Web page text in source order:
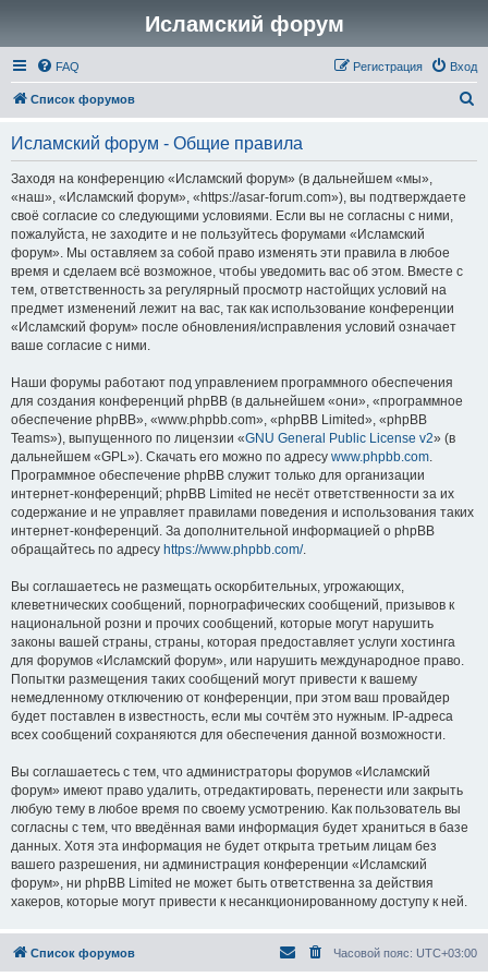
Исламский форум
FAQ Вход
Регистрация
Список форумов
Исламский форум - Общие правила
Заходя на конференцию «Исламский форум» (в дальнейшем «мы»,
«наш», «Исламский форум», «https://asar-forum.com»), вы подтверждаете
своё согласие со следующими условиями. Если вы не согласны с ними,
пожалуйста, не заходите и не пользуйтесь форумами «Исламский
форум». Мы оставляем за собой право изменять эти правила в любое
время и сделаем всё возможное, чтобы уведомить вас об этом. Вместе с
тем, ответственность за регулярный просмотр настойщих условий на
предмет изменений лежит на вас, так как использование конференции
«Исламский форум» после обновления/исправления условий означает
ваше согласие с ними.
Наши форумы работают под управлением программного обеспечения
для создания конференций phpBB (в дальнейшем «они», «программное
обеспечение phpBB», «www.phpbb.com», «phpBB Limited», «phpBB
Teams»), выпущенного по лицензии «GNU General Public License v2» (в
дальнейшем «GPL»). Скачать его можно по адресу www.phpbb.com.
Программное обеспечение phpBB служит только для организации
интернет-конференций; phpBB Limited не несёт ответственности за их
содержание и не управляет правилами поведения и использования таких
интернет-конференций. За дополнительной информацией о phpBB
обращайтесь по адресу https://www.phpbb.com/.
Вы соглашаетесь не размещать оскорбительных, угрожающих,
клеветнических сообщений, порнографических сообщений, призывов к
национальной розни и прочих сообщений, которые могут нарушить
законы вашей страны, страны, которая предоставляет услуги хостинга
для форумов «Исламский форум», или нарушить международное право.
Попытки размещения таких сообщений могут привести к вашему
немедленному отключению от конференции, при этом ваш провайдер
будет поставлен в известность, если мы сочтём это нужным. IP-адреса
всех сообщений сохраняются для обеспечения данной возможности.
Вы соглашаетесь с тем, что администраторы форумов «Исламский
форум» имеют право удалить, отредактировать, перенести или закрыть
любую тему в любое время по своему усмотрению. Как пользователь вы
согласны с тем, что введённая вами информация будет храниться в базе
данных. Хотя эта информация не будет открыта третьим лицам без
вашего разрешения, ни администрация конференции «Исламский
форум», ни phpBB Limited не может быть ответственна за действия
хакеров, которые могут привести к несанкционированному доступу к ней.
Список форумов Часовой пояс: UTC+03:00